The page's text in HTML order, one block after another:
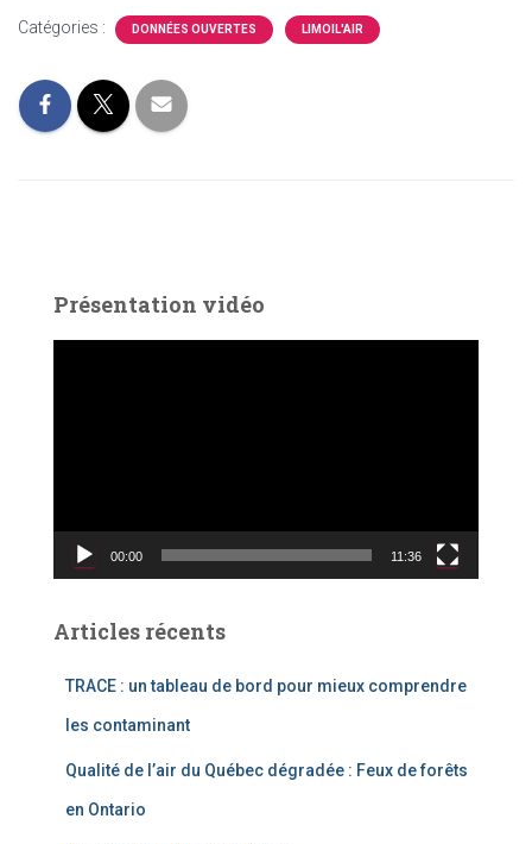
Catégories : DONNÉES OUVERTES LIMOIL'AIR
Présentation vidéo
v
o
00:00 11:36
Articles récents
TRACE : un tableau de bord pour mieux comprendre
les contaminant
Qualité de l’air du Québec dégradée : Feux de forêts
en Ontario